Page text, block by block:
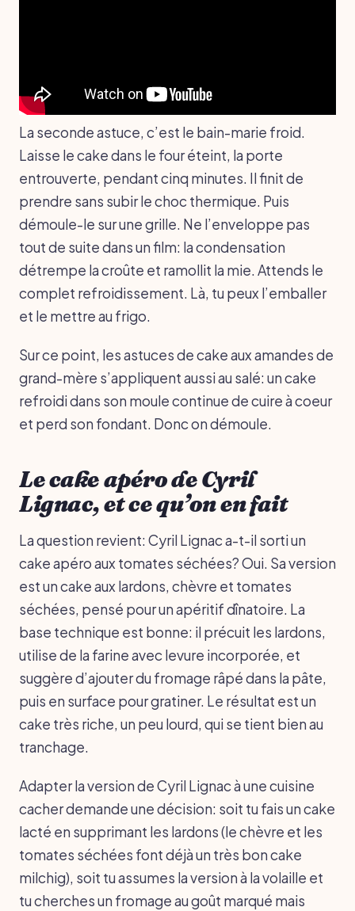
La seconde astuce, c’est le bain-marie froid.
Laisse le cake dans le four éteint, la porte
entrouverte, pendant cinq minutes. Il finit de
prendre sans subir le choc thermique. Puis
démoule-le sur une grille. Ne l’enveloppe pas
tout de suite dans un film: la condensation
détrempe la croûte et ramollit la mie. Attends le
complet refroidissement. Là, tu peux l’emballer
et le mettre au frigo.
Sur ce point, les astuces de cake aux amandes de
grand-mère s’appliquent aussi au salé: un cake
refroidi dans son moule continue de cuire à coeur
et perd son fondant. Donc on démoule.
Le cake apéro de Cyril
Lignac, et ce qu’on en fait
La question revient: Cyril Lignac a-t-il sorti un
cake apéro aux tomates séchées? Oui. Sa version
est un cake aux lardons, chèvre et tomates
séchées, pensé pour un apéritif dînatoire. La
base technique est bonne: il précuit les lardons,
utilise de la farine avec levure incorporée, et
suggère d’ajouter du fromage râpé dans la pâte,
puis en surface pour gratiner. Le résultat est un
cake très riche, un peu lourd, qui se tient bien au
tranchage.
Adapter la version de Cyril Lignac à une cuisine
cacher demande une décision: soit tu fais un cake
lacté en supprimant les lardons (le chèvre et les
tomates séchées font déjà un très bon cake
milchig), soit tu assumes la version à la volaille et
tu cherches un fromage au goût marqué mais